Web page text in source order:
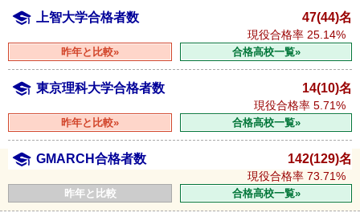
上智大学合格者数 47(44)名
現役合格率 25.14%
昨年と比較» 合格高校一覧»
東京理科大学合格者数 14(10)名
現役合格率 5.71%
昨年と比較» 合格高校一覧»
GMARCH合格者数 142(129)名
現役合格率 73.71%
昨年と比較 合格高校一覧»